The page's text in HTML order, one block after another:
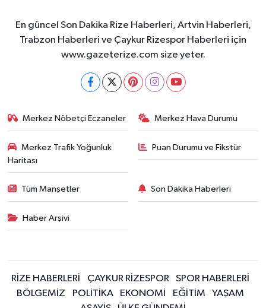
En güncel Son Dakika Rize Haberleri, Artvin Haberleri,
Trabzon Haberleri ve Çaykur Rizespor Haberleri için
www.gazeterize.com size yeter.
Merkez Nöbetçi Eczaneler Merkez Hava Durumu
Merkez Trafik Yoğunluk
Haritası
Puan Durumu ve Fikstür
Tüm Manşetler Son Dakika Haberleri
Haber Arşivi
RİZE HABERLERİ ÇAYKUR RİZESPOR
SPOR HABERLERİ
BÖLGEMİZ
POLİTİKA EKONOMİ EĞİTİM
YAŞAM